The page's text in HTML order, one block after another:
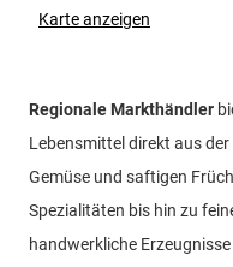
Karte anzeigen
Regionale Markthändler
Lebensmittel direkt aus
Gemüse und saftigen
Spezialitäten bis hin zu
handwerkliche